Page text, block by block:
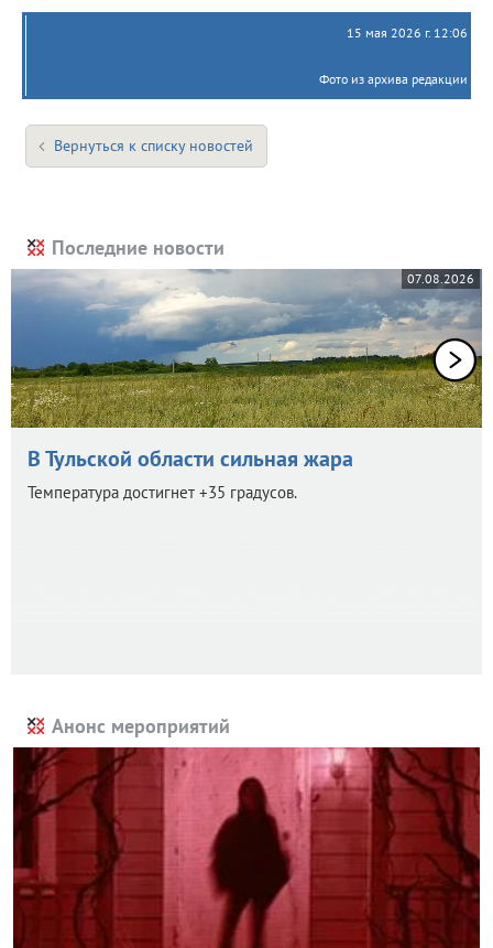
15 мая 2026 г. 12:06
Фото из архива редакции
Вернуться к списку новостей
Последние новости
07.08.2026
В Тульской области сильная жара
Температура достигнет +35 градусов.
Анонс мероприятий